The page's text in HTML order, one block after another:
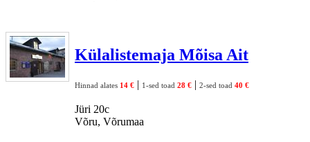
Külalistemaja Mõisa Ait
Hinnad alates 14 € | 1-sed toad 28 € | 2-sed toad 40 €
Jüri 20c
Võru, Võrumaa